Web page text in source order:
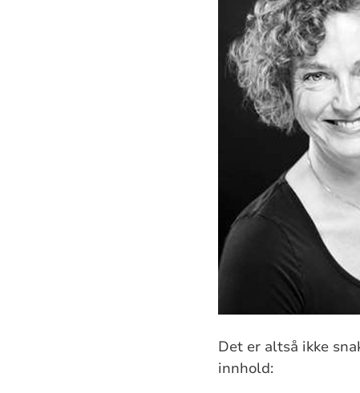
Det er altså ikke
innhold: